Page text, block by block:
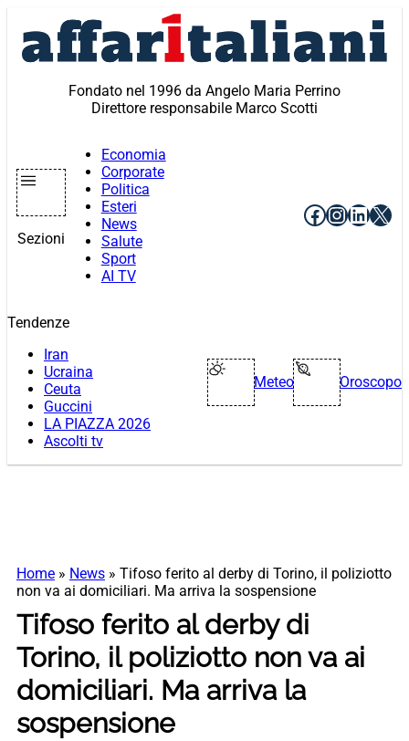
contenuto
Fondato nel 1996 da Angelo Maria Perrino
Direttore responsabile Marco Scotti
Sezioni
Economia
Corporate
Politica
Esteri
News
Salute
Sport
AI TV
Facebook
X
Tendenze
Iran
Ucraina
Ceuta
Guccini
LA PIAZZA 2026
Ascolti tv
Meteo Oroscopo
Home » News » Tifoso ferito al derby di Torino, il poliziotto
non va ai domiciliari. Ma arriva la sospensione
Tifoso ferito al derby di
Torino, il poliziotto non va ai
domiciliari. Ma arriva la
sospensione